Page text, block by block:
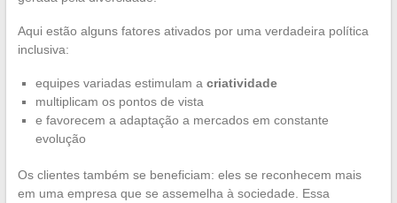
Aqui estão alguns fatores ativados por uma verdadeira política
inclusiva:
equipes variadas estimulam a criatividade
multiplicam os pontos de vista
e favorecem a adaptação a mercados em constante
evolução
Os clientes também se beneficiam: eles se reconhecem mais
em uma empresa que se assemelha à sociedade. Essa